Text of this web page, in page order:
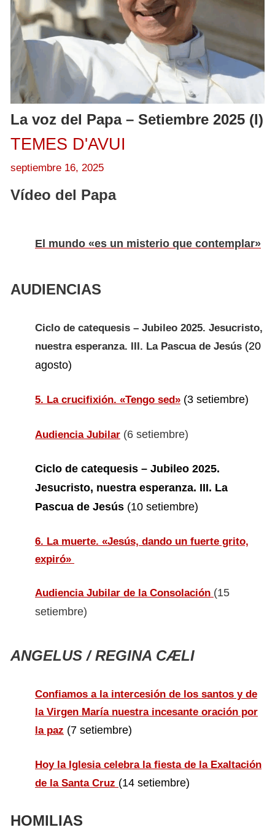
La voz del Papa – Setiembre 2025 (I)
TEMES D'AVUI
septiembre 16, 2025
Vídeo del Papa
El mundo «es un misterio que contemplar»
AUDIENCIAS
Ciclo de catequesis – Jubileo 2025. Jesucristo,
nuestra esperanza. III. La Pascua de Jesús (20
agosto)
5. La crucifixión. «Tengo sed» (3 setiembre)
Audiencia Jubilar (6 setiembre)
Ciclo de catequesis – Jubileo 2025.
Jesucristo, nuestra esperanza. III. La
Pascua de Jesús (10 setiembre)
6. La muerte. «Jesús, dando un fuerte grito,
expiró»
Audiencia Jubilar de la Consolación (15
setiembre)
ANGELUS / REGINA CÆLI
Confiamos a la intercesión de los santos y de
la Virgen María nuestra incesante oración por
la paz (7 setiembre)
Hoy la Iglesia celebra la fiesta de la Exaltación
de la Santa Cruz (14 setiembre)
HOMILIAS